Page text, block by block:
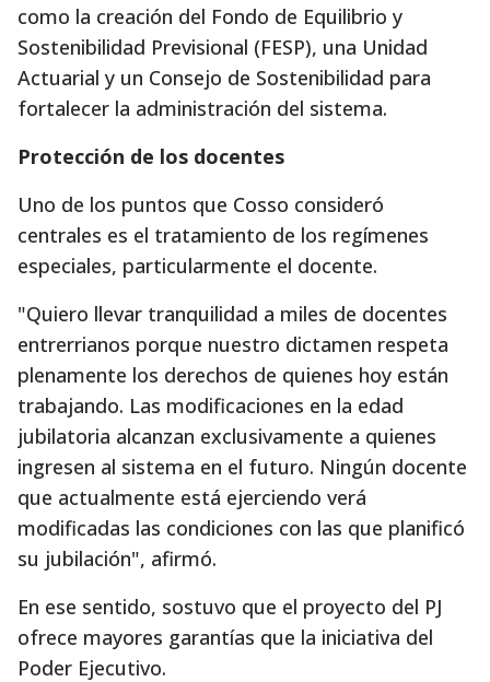
como la creación del Fondo de Equilibrio y
Sostenibilidad Previsional (FESP), una Unidad
Actuarial y un Consejo de Sostenibilidad para
fortalecer la administración del sistema.
Protección de los docentes
Uno de los puntos que Cosso consideró
centrales es el tratamiento de los regímenes
especiales, particularmente el docente.
"Quiero llevar tranquilidad a miles de docentes
entrerrianos porque nuestro dictamen respeta
plenamente los derechos de quienes hoy están
trabajando. Las modificaciones en la edad
jubilatoria alcanzan exclusivamente a quienes
ingresen al sistema en el futuro. Ningún docente
que actualmente está ejerciendo verá
modificadas las condiciones con las que planificó
su jubilación", afirmó.
En ese sentido, sostuvo que el proyecto del PJ
ofrece mayores garantías que la iniciativa del
Poder Ejecutivo.